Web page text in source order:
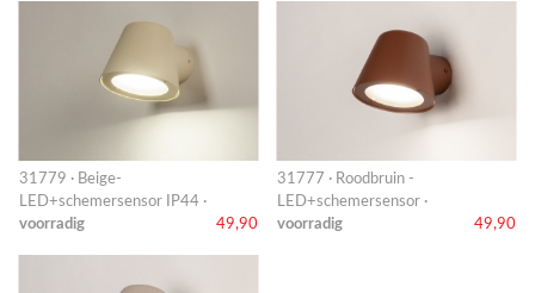
31779 · Beige-
LED+schemersensor IP44 ·
voorradig
49,90
31777 · Roodbruin -
LED+schemersensor ·
voorradig
49,90